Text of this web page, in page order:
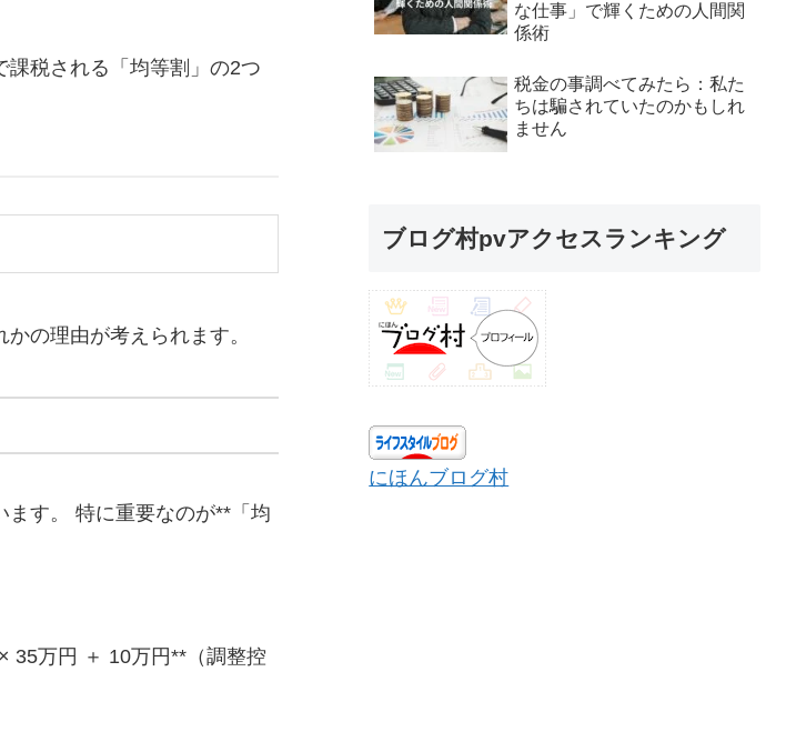
税される「均等割」の2つ
の理由が考えられます。
す。 特に重要なのが**「均
35万円 ＋ 10万円**（調整控
な仕事」で輝くための人間関
係術
税金の事調べてみたら：私た
ちは騙されていたのかもしれ
ません
ブログ村pvアクセスランキング
にほんブログ村